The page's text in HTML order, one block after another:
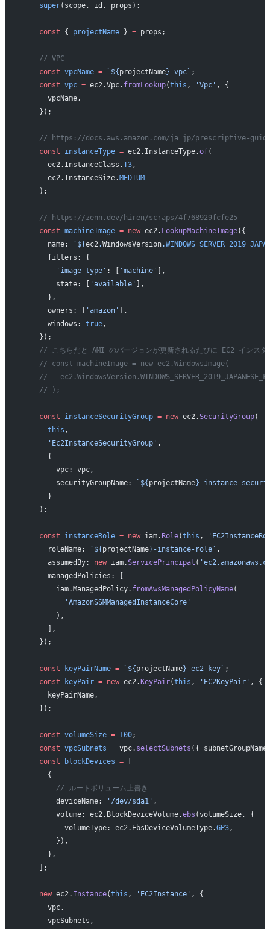
    super
(scope, id, props);
    const
{ projectName } = props;
    // VPC
    const
vpcName = `${ projectName}-vpc` ;
    const
vpc = ec2.Vpc. fromLookup(this , 'Vpc' , {
      vpcName,
    });
// https://docs.aws.amazon.com/ja_jp/prescriptive-
    const
instanceType = ec2.InstanceType.of(
      ec2.InstanceClass.
T3,
      ec2.InstanceSize.
MEDIUM
    );
    // https://zenn.dev/hiren/scraps/4f768929fcfe25
    const
machineImage = new ec2. LookupMachineImage({
      name:
`${ec2.WindowsVersion.
      filters: {
        'image-type'
: [ 'machine'
],
        state: [
'available'
],
      },
      owners: [
'amazon'
],
      windows:
true,
    });
// こちらだと AMI のバージョンが更新されるたびに EC2 インスタ
    // const machineImage = new ec2.WindowsImage(
//
    // );
    const
instanceSecurityGroup = new ec2.SecurityGroup(
      this
,
      'Ec2InstanceSecurityGroup'
,
      {
        vpc: vpc,
        securityGroupName:
`${ projectName}-instance-
      }
    );
    const
instanceRole = new iam. Role(this ,
      roleName:
`${ projectName}-instance-role` ,
      assumedBy:
new iam.ServicePrincipal (
      managedPolicies: [
        iam.ManagedPolicy.
fromAwsManagedPolicyName(
          'AmazonSSMManagedInstanceCore'
        ),
      ],
    });
    const
keyPairName = `${ projectName}-ec2-key` ;
    const
keyPair = new ec2. KeyPair(this , 'EC2KeyPair' , {
      keyPairName,
    });
    const
volumeSize = 100;
    const
vpcSubnets = vpc. selectSubnets ({
    const
blockDevices = [
      {
        // ルートボリューム上書き
        deviceName:
'/dev/sda1' ,
        volume: ec2.BlockDeviceVolume.
ebs (volumeSize, {
          volumeType: ec2.EbsDeviceVolumeType.
GP3,
        }),
      },
    ];
    new
ec2. Instance(this , 'EC2Instance' , {
      vpc,
      vpcSubnets,